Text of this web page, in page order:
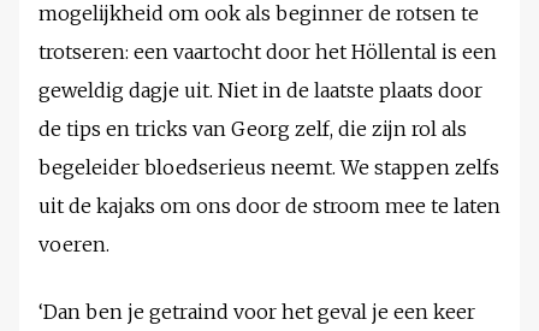
mogelijkheid om ook als beginner de rotsen te
trotseren: een vaartocht door het Höllental is een
geweldig dagje uit. Niet in de laatste plaats door
de tips en tricks van Georg zelf, die zijn rol als
begeleider bloedserieus neemt. We stappen zelfs
uit de kajaks om ons door de stroom mee te laten
voeren.
‘Dan ben je getraind voor het geval je een keer